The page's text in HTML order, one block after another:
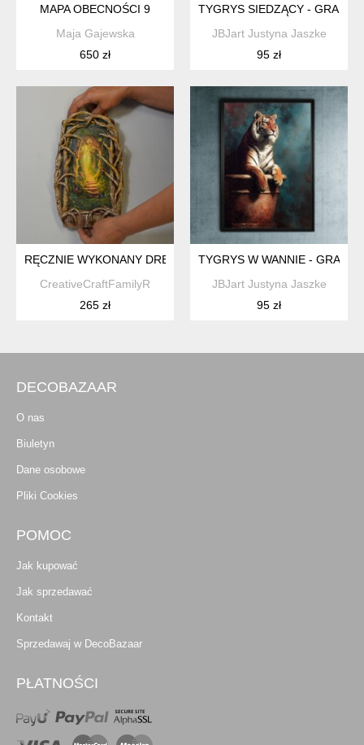
MAPA OBECNOŚCI 9
Maja Gajewska
650 zł
TYGRYS SIEDZĄCY -
JBJart Justyna Jaszke
95 zł
RĘCZNIE WYKONANY DREWNIANY WIESZAK NA KLUCZE Z
CreativeCraftFamilyR
265 zł
TYGRYS W WANNIE -
JBJart Justyna Jaszke
95 zł
DECOBAZAAR
O nas
Biuletyn
Dane osobowe
Pliki Cookies
POMOC
Jak kupować
Jak sprzedawać
Kontakt
Sprzedawaj w DecoBazaar
PŁATNOŚCI